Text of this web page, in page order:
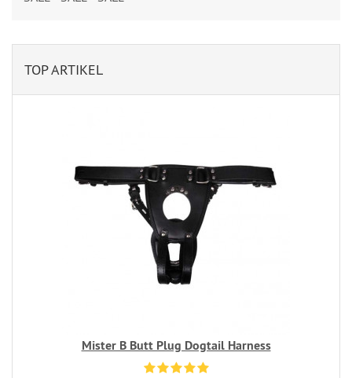
TOP ARTIKEL
Mister B Butt Plug Dogtail Harness